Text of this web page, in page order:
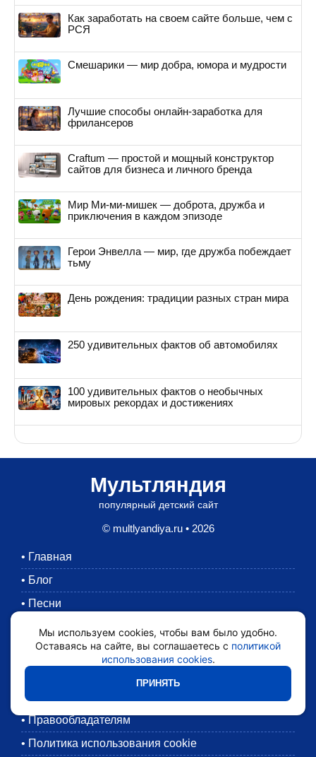
Как заработать на своем сайте больше, чем с
РСЯ
Смешарики — мир добра, юмора и мудрости
Лучшие способы онлайн-заработка для
фрилансеров
Craftum — простой и мощный конструктор
сайтов для бизнеса и личного бренда
Мир Ми-ми-мишек — доброта, дружба и
приключения в каждом эпизоде
Герои Энвелла — мир, где дружба побеждает
тьму
День рождения: традиции разных стран мира
250 удивительных фактов об автомобилях
100 удивительных фактов о необычных
мировых рекордах и достижениях
Мультляндия
популярный детский сайт
© multlyandiya.ru • 2026
• Главная
• Блог
• Песни
Раскраски
Картинки
•
•
• Правообладателям
• Политика использования cookie
Мы используем cookies, чтобы вам было удобно.
Оставаясь на сайте, вы соглашаетесь с политикой
использования cookies.
ПРИНЯТЬ